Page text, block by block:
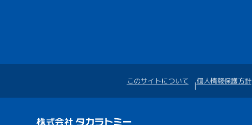
このサイトについて 個人情報保護方針